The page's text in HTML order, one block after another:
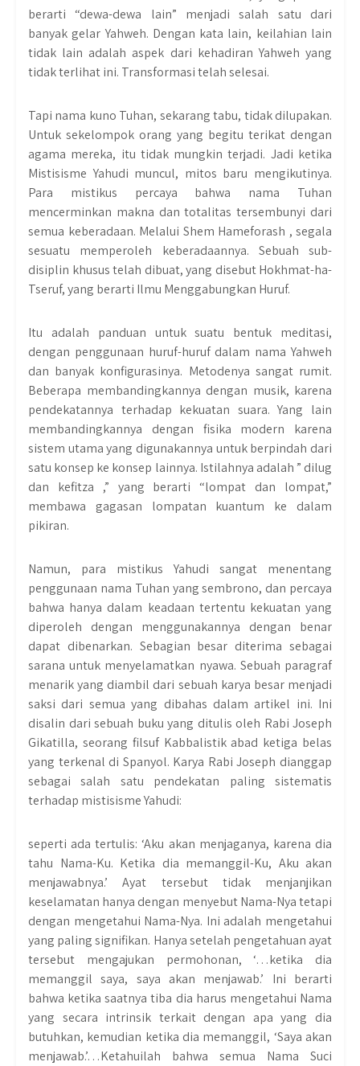
berarti “dewa-dewa lain” menjadi salah satu dari
banyak gelar Yahweh. Dengan kata lain, keilahian lain
tidak lain adalah aspek dari kehadiran Yahweh yang
tidak terlihat ini. Transformasi telah selesai.
Tapi nama kuno Tuhan, sekarang tabu, tidak dilupakan.
Untuk sekelompok orang yang begitu terikat dengan
agama mereka, itu tidak mungkin terjadi. Jadi ketika
Mistisisme Yahudi muncul, mitos baru mengikutinya.
Para mistikus percaya bahwa nama Tuhan
mencerminkan makna dan totalitas tersembunyi dari
semua keberadaan. Melalui Shem Hameforash , segala
sesuatu memperoleh keberadaannya. Sebuah sub-
disiplin khusus telah dibuat, yang disebut Hokhmat-ha-
Tseruf, yang berarti Ilmu Menggabungkan Huruf.
Itu adalah panduan untuk suatu bentuk meditasi,
dengan penggunaan huruf-huruf dalam nama Yahweh
dan banyak konfigurasinya. Metodenya sangat rumit.
Beberapa membandingkannya dengan musik, karena
pendekatannya terhadap kekuatan suara. Yang lain
membandingkannya dengan fisika modern karena
sistem utama yang digunakannya untuk berpindah dari
satu konsep ke konsep lainnya. Istilahnya adalah ” dilug
dan kefitza ,” yang berarti “lompat dan lompat,”
membawa gagasan lompatan kuantum ke dalam
pikiran.
Namun, para mistikus Yahudi sangat menentang
penggunaan nama Tuhan yang sembrono, dan percaya
bahwa hanya dalam keadaan tertentu kekuatan yang
diperoleh dengan menggunakannya dengan benar
dapat dibenarkan. Sebagian besar diterima sebagai
sarana untuk menyelamatkan nyawa. Sebuah paragraf
menarik yang diambil dari sebuah karya besar menjadi
saksi dari semua yang dibahas dalam artikel ini. Ini
disalin dari sebuah buku yang ditulis oleh Rabi Joseph
Gikatilla, seorang filsuf Kabbalistik abad ketiga belas
yang terkenal di Spanyol. Karya Rabi Joseph dianggap
sebagai salah satu pendekatan paling sistematis
terhadap mistisisme Yahudi:
seperti ada tertulis: ‘Aku akan menjaganya, karena dia
tahu Nama-Ku. Ketika dia memanggil-Ku, Aku akan
menjawabnya.’ Ayat tersebut tidak menjanjikan
keselamatan hanya dengan menyebut Nama-Nya tetapi
dengan mengetahui Nama-Nya. Ini adalah mengetahui
yang paling signifikan. Hanya setelah pengetahuan ayat
tersebut mengajukan permohonan, ‘…ketika dia
memanggil saya, saya akan menjawab.’ Ini berarti
bahwa ketika saatnya tiba dia harus mengetahui Nama
yang secara intrinsik terkait dengan apa yang dia
butuhkan, kemudian ketika dia memanggil, ‘Saya akan
menjawab.’…Ketahuilah bahwa semua Nama Suci